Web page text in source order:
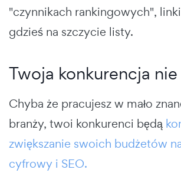
"czynnikach rankingowych",
gdzieś na szczycie listy.
Twoja konkurencja
Chyba że pracujesz w mało
branży, twoi konkurenci będą
zwiększanie swoich budżetów
cyfrowy i SEO.